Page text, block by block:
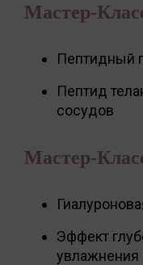
Мастер-
Пептидный
Пептид
сосудов
Мастер-
Эффект
увлажнения